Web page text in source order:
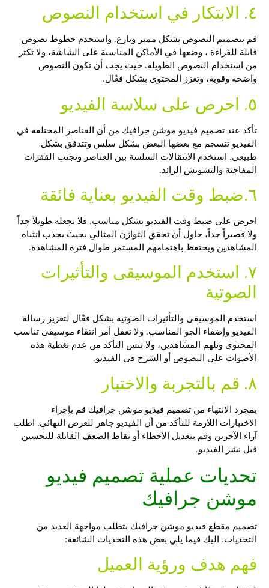
٤. الابتكار في استخدام النصوص
قم بتصميم النصوص بشكل مميز وبارع. واستخدم خطوط نصوص
قابلة للقراءة ، وضعها في الأماكن المناسبة على الشاشة، ولا تكثر
من استخدام النصوص الطويلة. حيث يجب أن تكون النصوص
واضحة وقوية، وتعزز المحتوى بشكل فعّال.
٥. احرص على سلاسة الفيديو
تأكد عند تصميم فيديو موشن جرافيك من أن العناصر المختلفة في
الفيديو تنسجم مع بعضها البعض بشكل سلس وتتدفق بشكل
طبيعي. استخدم الانتقالات السلسة بين العناصر وتجنب القفزات
المفاجئة والتشويش الزائد.
٦.ضبط وقت الفيديو بعناية فائقة
احرص على ضبط وقت الفيديو بشكل مناسب. فلا تجعله طويلاً جداً
ولا قصيراً جداً، حاول أن تحقق التوازن المثالي بحيث يجذب انتباه
المشاهدين ويحتفظ باهتمامهم المستمر طوال فترة المشاهدة.
٧. استخدم الموسيقى والتأثيرات
الصوتية
استخدم الموسيقى والتأثيرات الصوتية بشكل فعّال لتعزيز رسالة
الفيديو وإضفاء الجو المناسب. ولا تغفل أمر انتقاء موسيقى تناسب
المحتوى وتلهم المشاهدين، ولا تنس التأكد من عدم تغطية هذه
الأصوات على النصوص أو الشرح في الفيديو.
٨. قم بالتجربة والاختبار
بمجرد الانتهاء من تصميم فيديو موشن جرافيك قم بإجراء
الاختبارات اللازمة للتأكد من أن الفيديو جاهز للعرض النهائي. اطلب
آراء الآخرين وقم بتعديل الأخطاء أو نقاط الضعف القابلة للتحسين
قبل نشر الفيديو.
تحديات عملية تصميم فيديو
موشن جرافيك
تصميم مقطع فيديو موشن جرافيك يتطلب مواجهة العديد من
التحديات. اليك فيما يلي بعض هذه التحديات الشائعة:
فهم هدف ورؤية العميل